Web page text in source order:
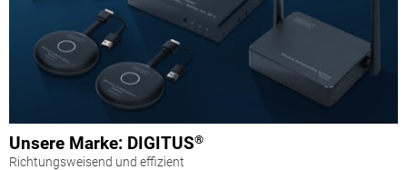
Unsere Marke: DIGITUS®
Richtungsweisend und effizient